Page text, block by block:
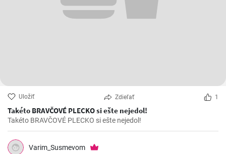
Uložiť Zdieľať 1
Takéto BRAVČOVÉ PLECKO si ešte nejedol!
Takéto BRAVČOVÉ PLECKO si ešte nejedol!
Varim_Susmevom